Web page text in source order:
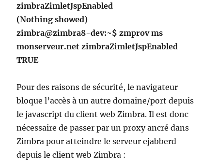
zimbraZimletJspEnabled
(Nothing showed)
zimbra@zimbra8-dev:~$ zmprov ms
monserveur.net zimbraZimletJspEnabled
TRUE
Pour des raisons de sécurité, le navigateur
bloque l’accès à un autre domaine/port depuis
le javascript du client web Zimbra. Il est donc
nécessaire de passer par un proxy ancré dans
Zimbra pour atteindre le serveur ejabberd
depuis le client web Zimbra :